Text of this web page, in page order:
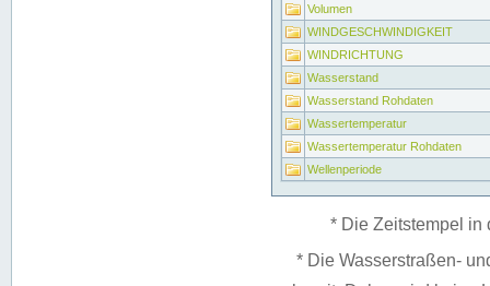
Volumen
WINDGESCHWINDIGKEIT
WINDRICHTUNG
Wasserstand
Wasserstand Rohdaten
Wassertemperatur
Wassertemperatur Rohdaten
Wellenperiode
* Die Zeitstempel in
* Die Wasserstraßen-